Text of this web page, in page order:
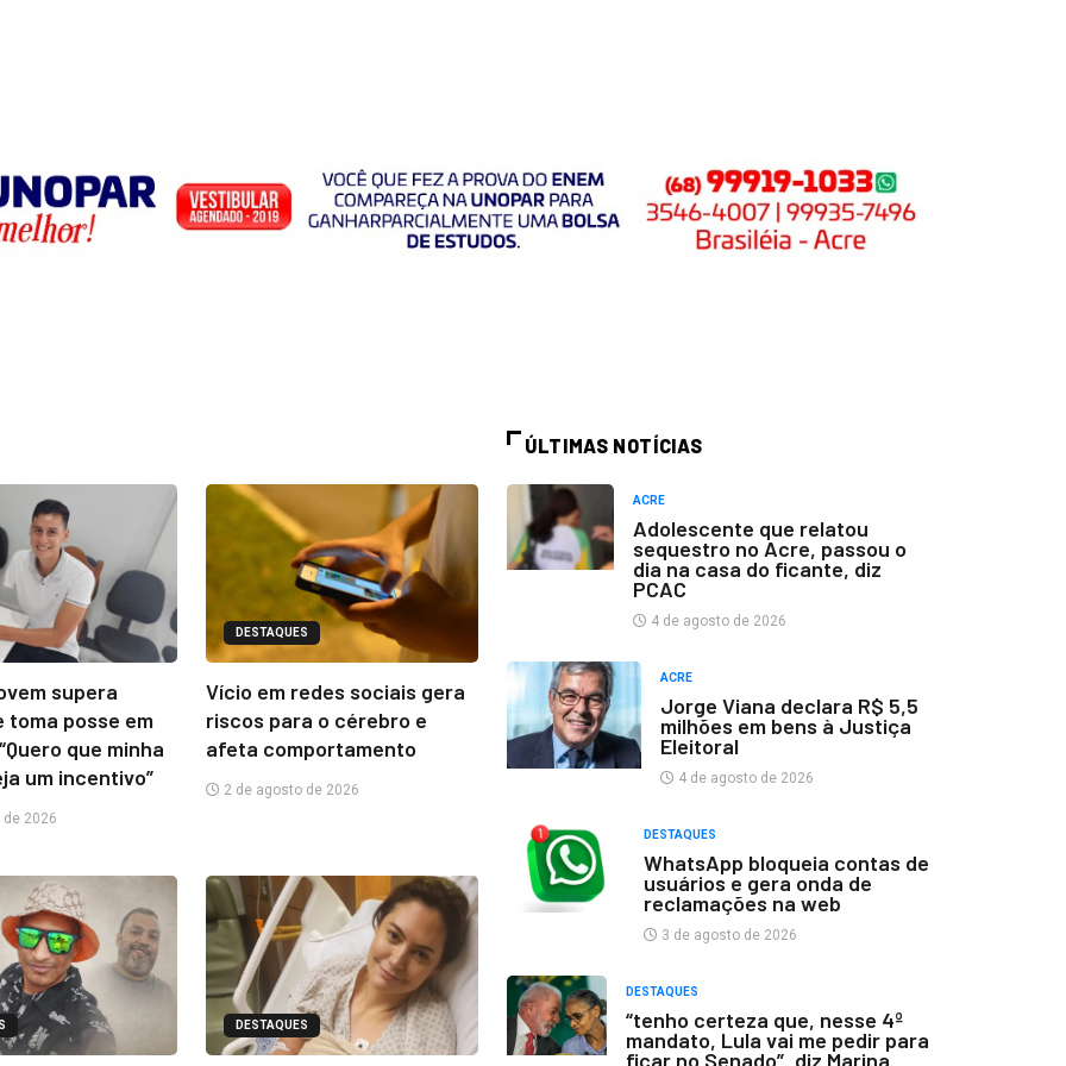
supera
toma posse em
que minha
um incentivo”
2026
DESTAQUES
Vício em redes sociais gera
riscos para o cérebro e
afeta comportamento
2 de agosto de 2026
DESTAQUES
ÚLTIMAS NOTÍCIAS
ACRE
Adolescente que relatou
sequestro no Acre, passou o
dia na casa do ficante, diz
PCAC
4 de agosto de 2026
ACRE
Jorge Viana declara R$ 5,5
milhões em bens à Justiça
Eleitoral
4 de agosto de 2026
DESTAQUES
WhatsApp bloqueia contas de
usuários e gera onda de
reclamações na web
3 de agosto de 2026
DESTAQUES
“tenho certeza que, nesse 4º
mandato, Lula vai me pedir para
ficar no Senado”, diz Marina